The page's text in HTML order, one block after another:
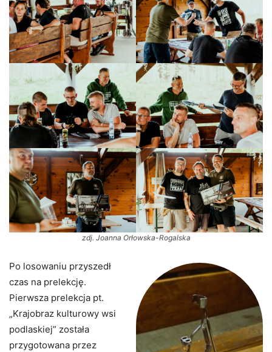
zdj. Joanna Orłowska-Rogalska
Po losowaniu przyszedł
czas na prelekcję.
Pierwsza prelekcja pt.
„Krajobraz kulturowy wsi
podlaskiej” została
przygotowana przez